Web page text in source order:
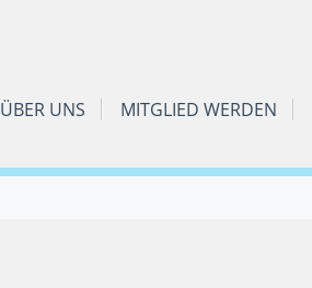
ÜBER UNS MITGLIED WERDEN